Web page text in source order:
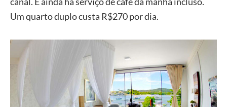
Um quarto duplo custa R$270 por dia.